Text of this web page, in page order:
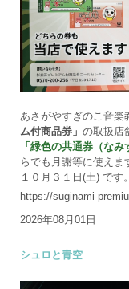
あさがやすぎのこ音楽
ム付商品券」 の取扱店
「緑色の共通券（なみ
らでも月謝等に使えま
１０月３１日(土) です。
https://suginami-
2026年08月01日
シュロと青空